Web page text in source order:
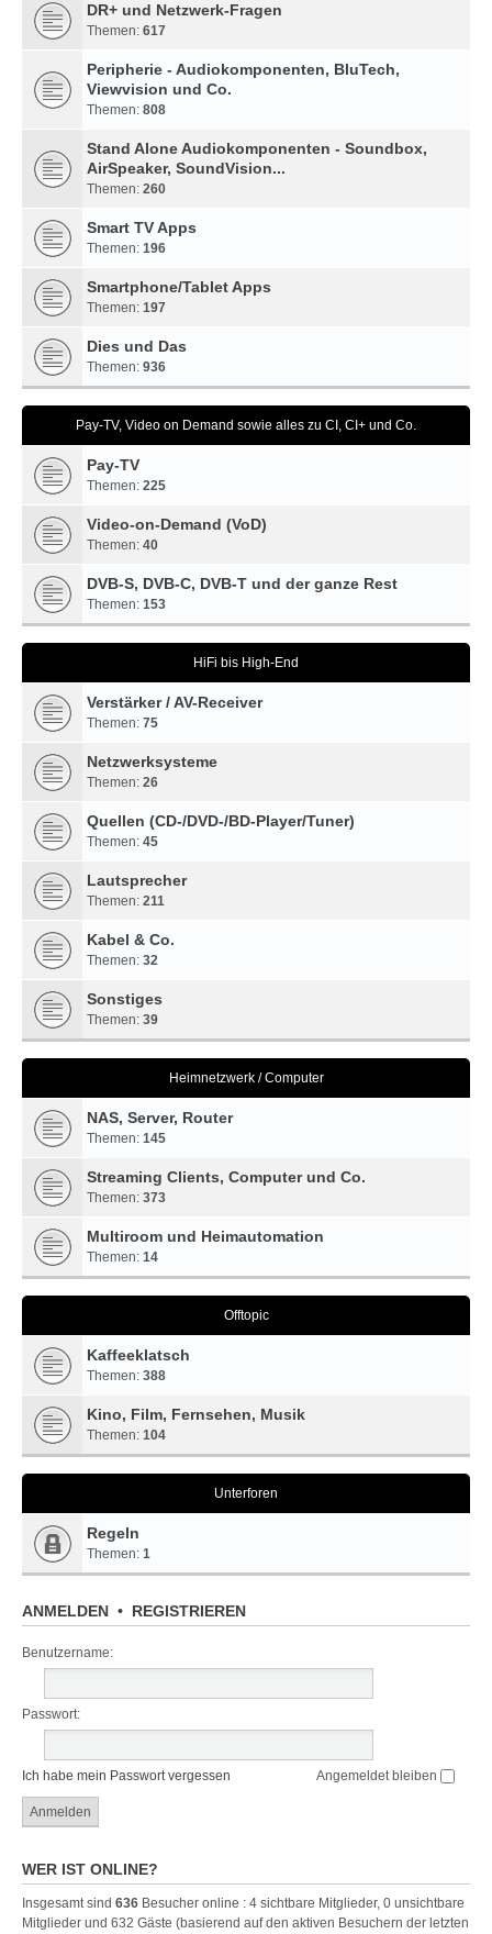
DR+ und Netzwerk-Fragen
Themen: 617
Peripherie - Audiokomponenten, BluTech,
Viewvision und Co.
Themen: 808
Stand Alone Audiokomponenten - Soundbox,
AirSpeaker, SoundVision...
Themen: 260
Smart TV Apps
Themen: 196
Smartphone/Tablet Apps
Themen: 197
Dies und Das
Themen: 936
Pay-TV, Video on Demand sowie alles zu CI, CI+ und Co.
Pay-TV
Themen: 225
Video-on-Demand (VoD)
Themen: 40
DVB-S, DVB-C, DVB-T und der ganze Rest
Themen: 153
HiFi bis High-End
Verstärker / AV-Receiver
Themen: 75
Netzwerksysteme
Themen: 26
Quellen (CD-/DVD-/BD-Player/Tuner)
Themen: 45
Lautsprecher
Themen: 211
Kabel & Co.
Themen: 32
Sonstiges
Themen: 39
Heimnetzwerk / Computer
NAS, Server, Router
Themen: 145
Streaming Clients, Computer und Co.
Themen: 373
Multiroom und Heimautomation
Themen: 14
Offtopic
Kaffeeklatsch
Themen: 388
Kino, Film, Fernsehen, Musik
Themen: 104
Unterforen
Regeln
Themen: 1
ANMELDEN • REGISTRIEREN
Benutzername:
Passwort:
Ich habe mein Passwort vergessen Angemeldet bleiben
WER IST ONLINE?
Insgesamt sind 636 Besucher online : 4 sichtbare Mitglieder, 0 unsichtbare
Mitglieder und 632 Gäste (basierend auf den aktiven Besuchern der letzten